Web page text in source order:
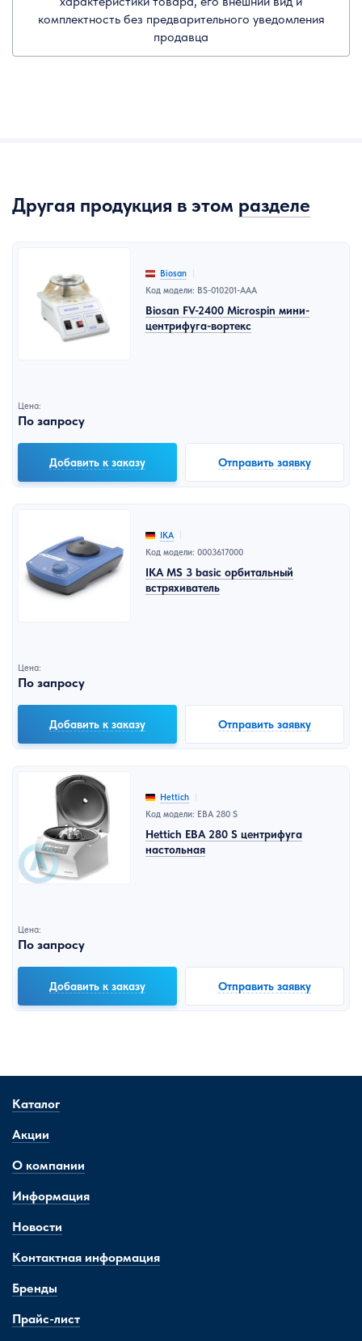
комплектность без предварительного уведомления
продавца
Другая продукция в этом разделе
Biosan
Код модели: BS-010201-AAA
Biosan FV-2400 Microspin мини-
центрифуга-вортекс
Цена:
По запросу
Добавить к заказу Отправить заявку
IKA
Код модели: 0003617000
IKA MS 3 basic орбитальный
встряхиватель
Цена:
По запросу
Добавить к заказу Отправить заявку
Hettich
Код модели: EBA 280 S
Hettich EBA 280 S центрифуга
настольная
Цена:
По запросу
Добавить к заказу Отправить заявку
Каталог
Акции
О компании
Информация
Новости
Контактная информация
Бренды
Прайс-лист